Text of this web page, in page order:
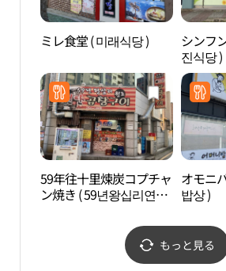
ミレ食堂 ( 미래식당 )
シンフ
진식당 )
59年往十里煉炭コプチャ
ン焼き ( 59년왕십리연탄
オモニ
밥상 )
もっと見る